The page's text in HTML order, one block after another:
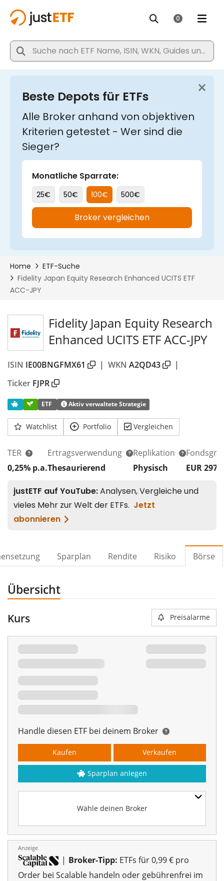
Fidelity Japan Equity Research
Enhanced UCITS ETF ACC-JPY
ISIN IE00BNGFMX61 | WKN A2QD43
|
Ticker FJPR
ETF Aktiv verwaltete Strategie
Watchlist Portfolio Vergleichen
TER
0,25% p.a.
Ertragsverwendung
Thesaurierend
Replikation
Physisch
EUR 297
Sparplan Rendite Risiko Börse
Übersicht
Kurs Preisalarme
Handle diesen ETF bei deinem Broker
Wähle deinen Broker
Kaufen Verkaufen
Sparplan anlegen
Anzeige
| Broker-Tipp: ETFs für 0,99 € pro
Order bei Scalable handeln oder gebührenfrei im